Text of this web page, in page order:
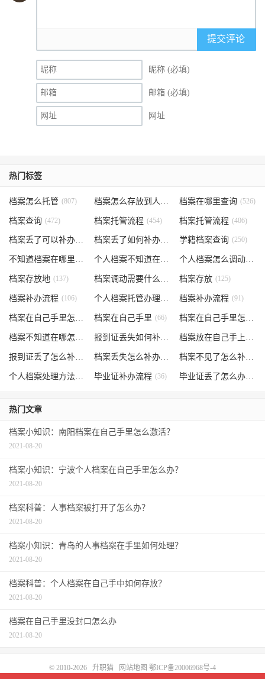
提交评论
昵称 (必填)
邮箱 (必填)
网址
热门标签
档案怎么托管 (807) (535)
档案在哪里查询 (526)
档案查询 (472) 档案托管流程 (454) 档案托管流程 (406)
档案丢了可以补办吗 (371) 档案丢了如何补办 学籍档案查询 (250)
不知道档案在哪里 个人档案不知道在哪儿 (191) 个人档案怎么调动
档案存放地 (137) 档案调动需要什么手续 (130)
档案存放 (125)
档案补办流程 (106) 个人档案托管办理流程 (102)
档案补办流程 (91)
档案在自己手里怎么办 (85)
档案在自己手里 (66) 档案在自己手里怎么处理
档案不知道在哪怎么办 (62) 报到证丢失如何补办 (54) 档案放在自己手上
报到证丢了怎么补办 (52) 档案丢失怎么补办 档案不见了怎么补办
个人档案处理方法 毕业证补办流程 (36) 毕业证丢了怎么办
热门文章
档案小知识：南阳档案在自己手里怎么激活？
2021-08-20
档案小知识：宁波个人档案在自己手里怎么办？
2021-08-20
档案科普：人事档案被打开了怎么办？
2021-08-20
档案小知识：青岛的人事档案在手里如何处理？
2021-08-20
档案科普：个人档案在自己手中如何存放？
2021-08-20
档案在自己手里没封口怎么办
2021-08-20
© 2010-2026 升职猫 网站地图 鄂ICP备20006968号-4